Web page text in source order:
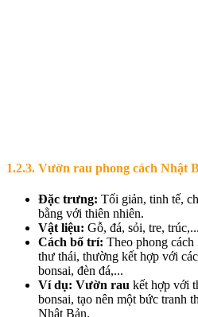
1.2.3. Vườn rau phong cách Nhật
Đặc trưng: Tối giản, tinh tế,
bằng với thiên nhiên.
Vật liệu: Gỗ, đá, sỏi, tre, trúc,...
Cách bố trí: Theo phong cách
thư thái, thường kết hợp với
bonsai, đèn đá,...
Ví dụ: Vườn rau kết hợp với
bonsai, tạo nên một bức tranh
Nhật Bản.